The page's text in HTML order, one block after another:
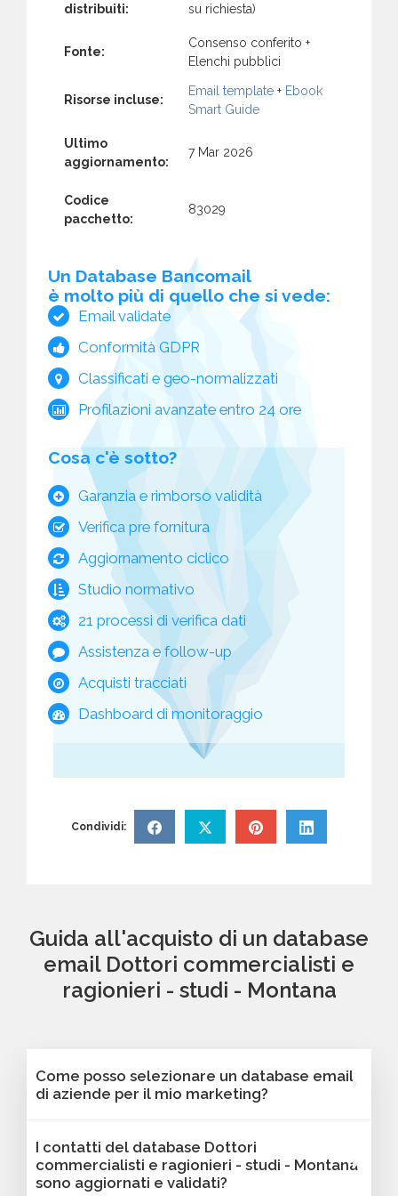
distribuiti: su richiesta)
Fonte:
Consenso conferito +
Elenchi pubblici
Risorse incluse:
Email template + Ebook
Smart Guide
Ultimo
aggiornamento:
7 Mar 2026
Codice
pacchetto:
83029
Un Database Bancomail
è molto più di quello che si vede:
Email validate
Conformità GDPR
Classificati e geo-normalizzati
Profilazioni avanzate entro 24 ore
Cosa c'è sotto?
Garanzia e rimborso validità
Verifica pre fornitura
Aggiornamento ciclico
Studio normativo
21 processi di verifica dati
Assistenza e follow-up
Acquisti tracciati
Dashboard di monitoraggio
Condividi:
Guida all'acquisto di un database
email Dottori commercialisti e
ragionieri - studi - Montana
Come posso selezionare un database email
di aziende per il mio marketing?
nostra piattaforma Bancomail. Troverai
contatti B2B verificati di aziende attive Dottori
I contatti del database Dottori
commercialisti e ragionieri - studi - Montana
sono aggiornati e validati?